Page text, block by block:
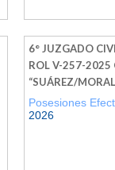
6° JUZGADO
ROL V-257-2025
“SUÁREZ/
Posesiones
2026